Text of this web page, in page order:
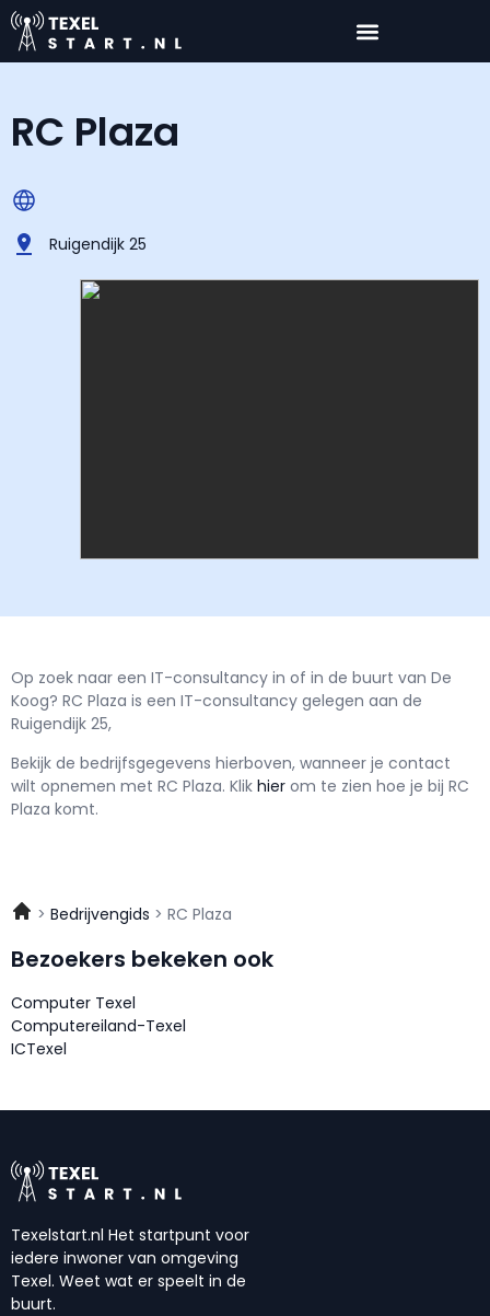
RC Plaza
Ruigendijk 25
Op zoek naar een IT-consultancy in of in de buurt van De
Koog? RC Plaza is een IT-consultancy gelegen aan de
Ruigendijk 25,
Bekijk de bedrijfsgegevens hierboven, wanneer je contact
wilt opnemen met RC Plaza. Klik hier om te zien hoe je bij RC
Plaza komt.
Bedrijvengids RC Plaza
Bezoekers bekeken ook
Computer Texel
Computereiland-Texel
ICTexel
Texelstart.nl Het startpunt voor
iedere inwoner van omgeving
Texel. Weet wat er speelt in de
buurt.